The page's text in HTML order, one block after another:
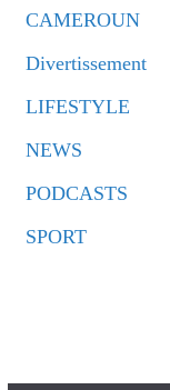
CAMEROUN
Divertissement
LIFESTYLE
NEWS
PODCASTS
SPORT